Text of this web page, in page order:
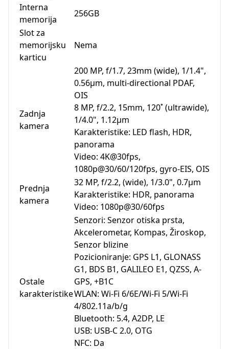
Interna
memorija
256GB
Slot za
memorijsku
karticu
Nema
Zadnja
kamera
200 MP, f/1.7, 23mm (wide), 1/1.4",
0.56µm, multi-directional PDAF,
OIS
8 MP, f/2.2, 15mm, 120˚ (ultrawide),
1/4.0", 1.12µm
Karakteristike: LED flash, HDR,
panorama
Video: 4K@30fps,
1080p@30/60/120fps, gyro-EIS, OIS
Prednja
kamera
32 MP, f/2.2, (wide), 1/3.0", 0.7µm
Karakteristike: HDR, panorama
Video: 1080p@30/60fps
Ostale
karakteristike
Senzori: Senzor otiska prsta,
Akcelerometar, Kompas, Žiroskop,
Senzor blizine
Pozicioniranje: GPS L1, GLONASS
G1, BDS B1, GALILEO E1, QZSS, A-
GPS, +B1C
WLAN: Wi-Fi 6/6E/Wi-Fi 5/Wi-Fi
4/802.11a/b/g
Bluetooth: 5.4, A2DP, LE
USB: USB-C 2.0, OTG
NFC: Da